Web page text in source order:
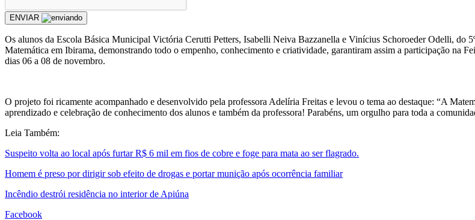
ENVIAR
Os alunos da Escola Básica Municipal Victória Cerutti Petters, Isabelli Neiva Bazzanella e Vinícius Schoroeder Odelli, do
Matemática em Ibirama, demonstrando todo o empenho, conhecimento e criatividade, garantiram assim a participação na
dias 06 a 08 de novembro.
O projeto foi ricamente acompanhado e desenvolvido pela professora Adelíria Freitas e levou o tema ao destaque: “A
aprendizado e celebração de conhecimento dos alunos e também da professora! Parabéns, um orgulho para toda a
Leia Também:
Suspeito volta ao local após furtar R$ 6 mil em fios de cobre e foge para mata ao ser flagrado.
Homem é preso por dirigir sob efeito de drogas e portar munição após ocorrência familiar
Incêndio destrói residência no interior de Apiúna
Facebook